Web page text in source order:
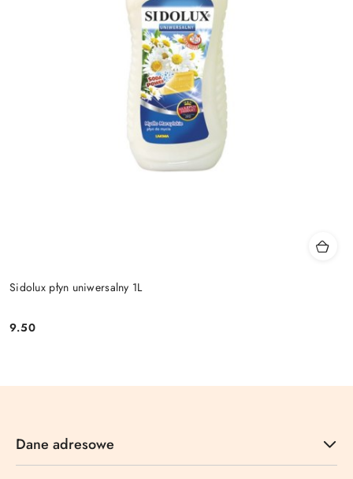
Sidolux płyn uniwersalny 1L
Cena:
9.50
Dane adresowe